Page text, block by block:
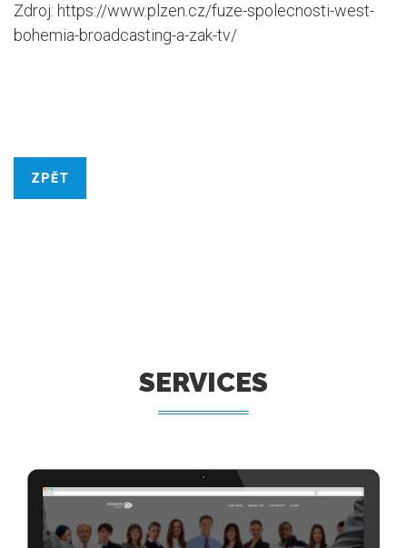
Zdroj: https://www.plzen.cz/fuze-spolecnosti-west-
bohemia-broadcasting-a-zak-tv/
ZPĚT
SERVICES